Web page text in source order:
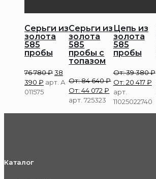
Серьги из
золота
585
пробы
76 780₽38
390 ₽ арт. А
011575
Серьги из
золота
585
пробы с
топазом
От:84 640₽
От:44 072₽
арт. 725323
Цепь из
золота
585
пробы
От:39 380₽
От: 20 417₽
арт.
11025022740
Каталог